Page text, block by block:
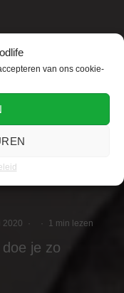
van ons cookie-
2020 · · 1 min lezen
je zo